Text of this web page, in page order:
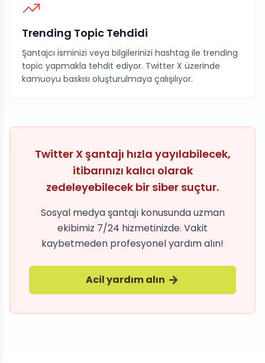
Trending Topic Tehdidi
Şantajcı isminizi veya bilgilerinizi hashtag ile trending
topic yapmakla tehdit ediyor. Twitter X üzerinde
kamuoyu baskısı oluşturulmaya çalışılıyor.
Twitter X şantajı hızla yayılabilecek,
itibarınızı kalıcı olarak
zedeleyebilecek bir siber suçtur.
Sosyal medya şantajı konusunda uzman
ekibimiz 7/24 hizmetinizde. Vakit
kaybetmeden profesyonel yardım alın!
Acil yardım alın